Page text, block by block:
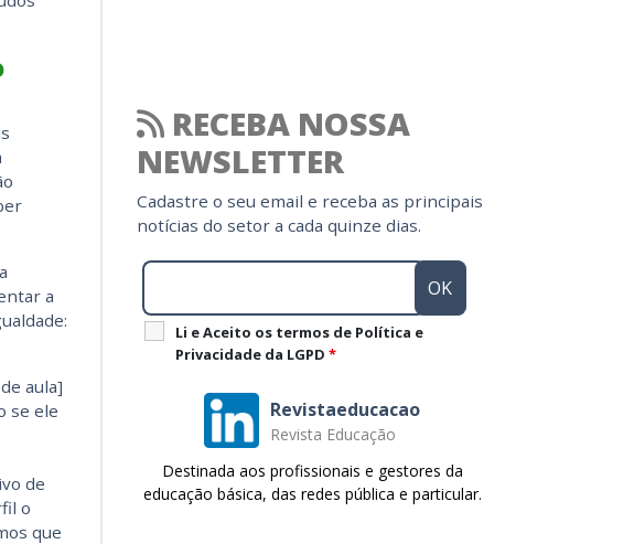
a
aula]
se ele
de
o
que
RECEBA NOSSA
NEWSLETTER
Cadastre o seu email e receba as principais
notícias do setor a cada quinze dias.
Li e Aceito os termos de Política e
Privacidade da LGPD *
Revistaeducacao
Revista Educação
Destinada aos profissionais e gestores da
educação básica, das redes pública e particular.